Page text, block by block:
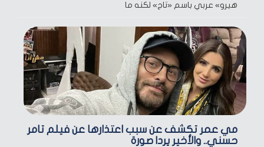
هيرو» عربي باسم «تاج» لكنه ما
مي عمر تكشف عن سبب اعتذارها عن فيلم تامر
حسني.. والأخير يرد| صورة